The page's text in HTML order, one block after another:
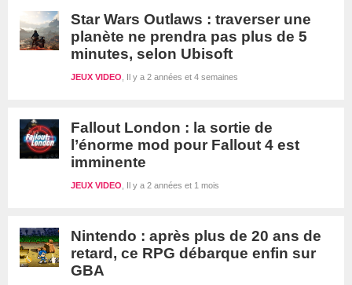
Star Wars Outlaws : traverser une
planète ne prendra pas plus de 5
minutes, selon Ubisoft
Il y a 2 années et 4 semaines
JEUX VIDEO
Fallout London : la sortie de
l’énorme mod pour Fallout 4 est
imminente
Il y a 2 années et 1 mois
JEUX VIDEO
Nintendo : après plus de 20 ans de
retard, ce RPG débarque enfin sur
GBA